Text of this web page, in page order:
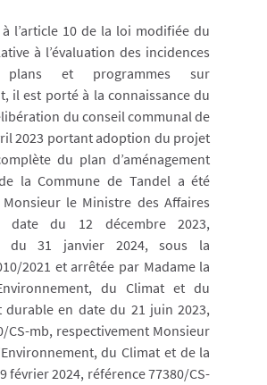
l’article 10 de la loi modifiée du
à l’évaluation des incidences
et programmes sur
il est porté à la connaissance du
du conseil communal de
2023 portant adoption du projet
du plan d’aménagement
la Commune de Tandel a été
le Ministre des Affaires
date du 12 décembre 2023,
du 31 janvier 2024, sous la
2021 et arrêtée par Madame la
du Climat et du
durable en date du 21 juin 2023,
CS-mb, respectivement Monsieur
du Climat et de la
février 2024, référence 77380/CS-